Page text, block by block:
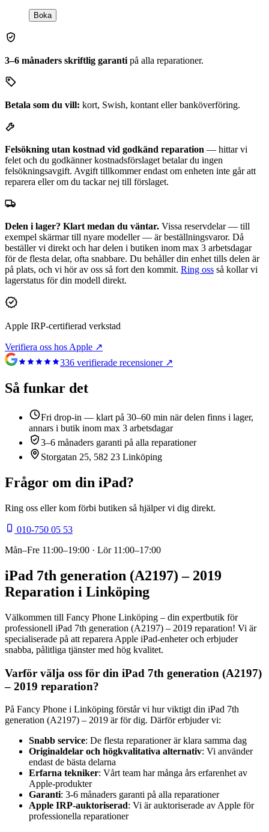
Boka
3–6 månaders skriftlig garanti på alla reparationer.
Betala som du vill: kort, Swish, kontant eller banköverföring.
Felsökning utan kostnad vid godkänd reparation — hittar vi
felet och du godkänner kostnadsförslaget betalar du ingen
felsökningsavgift. Avgift tillkommer endast om enheten inte går att
reparera eller om du tackar nej till förslaget.
Delen i lager? Klart medan du väntar. Vissa reservdelar — till
exempel skärmar till nyare modeller — är beställningsvaror. Då
beställer vi direkt och har delen i butiken inom max 3 arbetsdagar
för de flesta delar, ofta snabbare. Du behåller din enhet tills delen är
på plats, och vi hör av oss så fort den kommit. Ring oss så kollar vi
lagerstatus för din modell direkt.
Apple IRP-certifierad verkstad
Verifiera oss hos Apple ↗
336 verifierade recensioner ↗
Så funkar det
Fri drop-in — klart på 30–60 min när delen finns i lager,
annars i butik inom max 3 arbetsdagar
3–6 månaders garanti på alla reparationer
Storgatan 25, 582 23 Linköping
Frågor om din iPad?
Ring oss eller kom förbi butiken så hjälper vi dig direkt.
010-750 05 53
Mån–Fre 11:00–19:00 · Lör 11:00–17:00
iPad 7th generation (A2197) – 2019
Reparation i Linköping
Välkommen till Fancy Phone Linköping – din expertbutik för
professionell iPad 7th generation (A2197) – 2019 reparation! Vi är
specialiserade på att reparera Apple iPad-enheter och erbjuder
snabba, pålitliga tjänster med hög kvalitet.
Varför välja oss för din iPad 7th generation (A2197)
– 2019 reparation?
På Fancy Phone i Linköping förstår vi hur viktigt din iPad 7th
generation (A2197) – 2019 är för dig. Därför erbjuder vi:
Snabb service: De flesta reparationer är klara samma dag
Originaldelar och högkvalitativa alternativ: Vi använder
endast de bästa delarna
Erfarna tekniker: Vårt team har många års erfarenhet av
Apple-produkter
Garanti: 3-6 månaders garanti på alla reparationer
Apple IRP-auktoriserad: Vi är auktoriserade av Apple för
professionella reparationer